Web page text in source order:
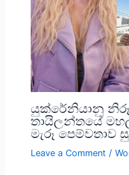
යුක්රේනියානු
තායිලන්තයේ
මැරූ පෙම්වතාව
Leave a Comment /